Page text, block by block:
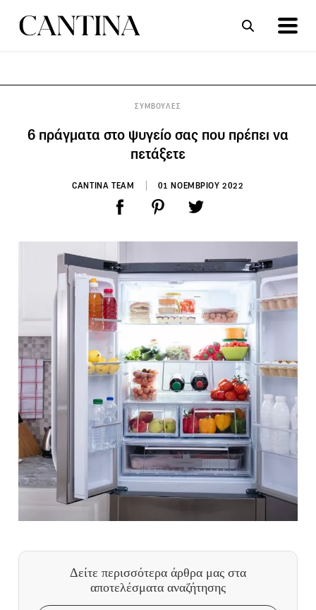
ΣΥΜΒΟΥΛΕΣ
6 πράγματα στο ψυγείο σας που πρέπει να
πετάξετε
CANTINA TEAM 01 ΝΟΕΜΒΡΙΟΥ 2022
Δείτε περισσότερα άρθρα μας στα
αποτελέσματα αναζήτησης